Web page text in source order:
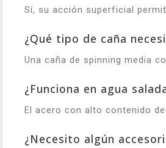
Sí, su acción superficial
¿Qué tipo de caña
Una caña de spinning media
¿Funciona en agua
El acero con alto contenido
¿Necesito algún